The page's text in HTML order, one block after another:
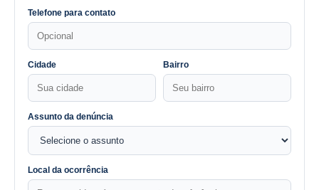
Telefone para contato
Cidade Bairro
Assunto da denúncia
Local da ocorrência